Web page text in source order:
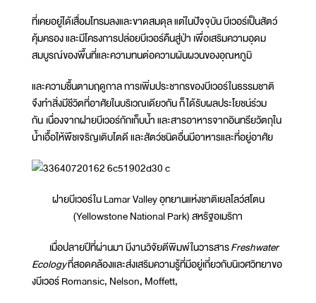
ที่เคยอยู่ได้เสื่อมโทรมลงและขาดสมดุล แต่ในปัจจุบัน บีเวอร์เป็นสัตว์
คุ้มครอง และมีโครงการปล่อยบีเวอร์คืนสู่ป่า เพื่อเสริมความอุดม
สมบูรณ์ของพื้นที่และความทนต่อความผันผวนของอุณหภูมิ
และความชื้นตามฤดูกาล การเพิ่มประชากรของบีเวอร์ในธรรมชาติ
จึงทำสิ่งมีชีวิตที่อาศัยในบริเวณเดียวกัน ก็ได้รับผลประโยชน์ร่วม
กัน เนื่องจากฝายบีเวอร์กักเก็บน้ำ และสารอาหารจากอินทรียวัตถุใน
น้ำเอื้อให้พืชเจริญเติบโตดี และสัตว์ชนิดอื่นมีอาหารและที่อยู่อาศัย
ฝายบีเวอร์ใน Lamar Valley อุทยานแห่งชาติเยลโลว์สโตน
(Yellowstone National Park) สหรัฐอเมริกา
เมื่อปลายปีที่ผ่านมา มีงานวิจัยตีพิมพ์ในวารสารFreshwater
Ecologyที่สอดคล้องและส่งเสริมความรู้ที่มีอยู่เกี่ยวกับนิเวศวิทยาขอ
งบีเวอร์ Romansic, Nelson, Moffett,